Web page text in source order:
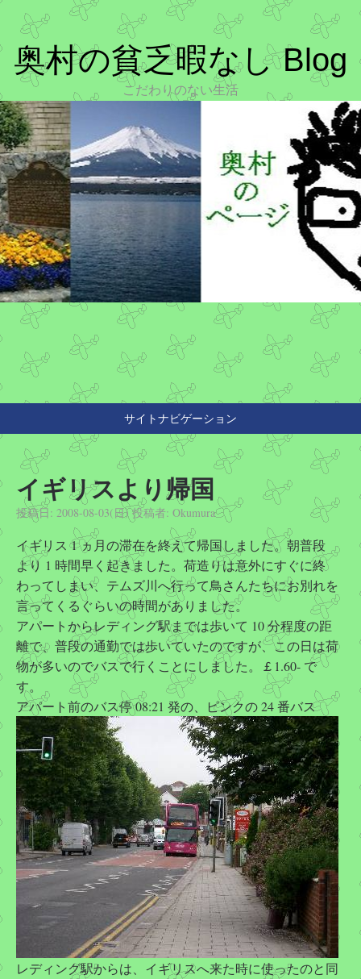
奥村の貧乏暇なし Blog
こだわりのない生活
サイトナビゲーション
イギリスより帰国
投稿日: 2008-08-03(日)投稿者: Okumura
イギリス 1 ヵ月の滞在を終えて帰国しました。朝普段
より 1 時間早く起きました。荷造りは意外にすぐに終
わってしまい、テムズ川へ行って鳥さんたちにお別れを
言ってくるぐらいの時間がありました。
アパートからレディング駅までは歩いて 10 分程度の距
離で、普段の通勤では歩いていたのですが、この日は荷
物が多いのでバスで行くことにしました。￡1.60- で
す。
アパート前のバス停 08:21 発の、ピンクの 24 番バス
レディング駅からは、イギリスへ来た時に使ったのと同